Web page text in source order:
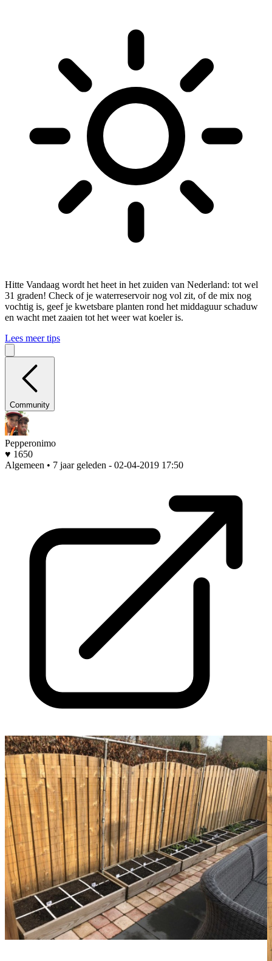
Hitte Vandaag wordt het heet in het zuiden van Nederland: tot wel
31 graden! Check of je waterreservoir nog vol zit, of de mix nog
vochtig is, geef je kwetsbare planten rond het middaguur schaduw
en wacht met zaaien tot het weer wat koeler is.
Lees meer tips
Community
Pepperonimo
♥ 1650
Algemeen • 7 jaar geleden - 02-04-2019 17:50